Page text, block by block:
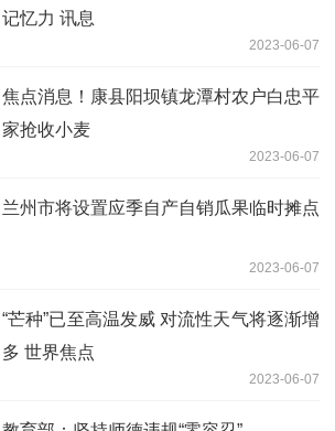
记忆力 讯息
2023-06-07
焦点消息！康县阳坝镇龙潭村农户白忠平
家抢收小麦
2023-06-07
兰州市将设置应季自产自销瓜果临时摊点
2023-06-07
“芒种”已至高温发威 对流性天气将逐渐增
多 世界焦点
2023-06-07